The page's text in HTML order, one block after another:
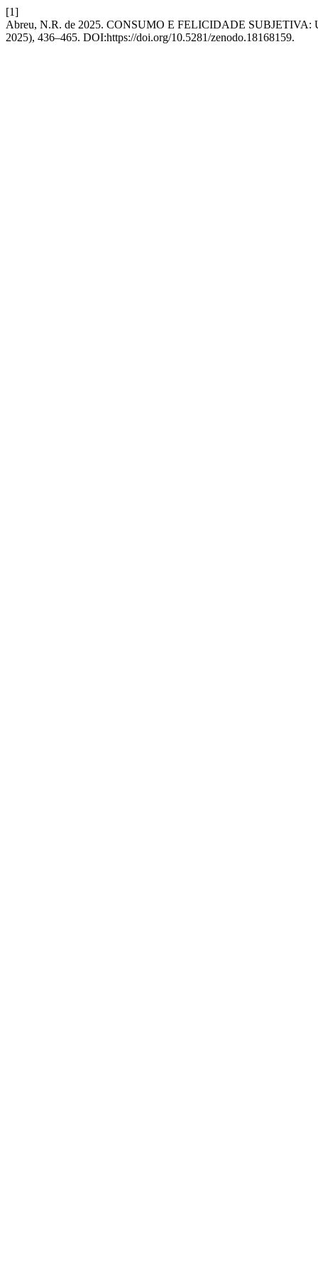
[1]
Abreu, N.R. de 2025. CONSUMO E FELICIDADE
2025), 436–465. DOI:https://doi.org/10.5281/zenodo.18168159.